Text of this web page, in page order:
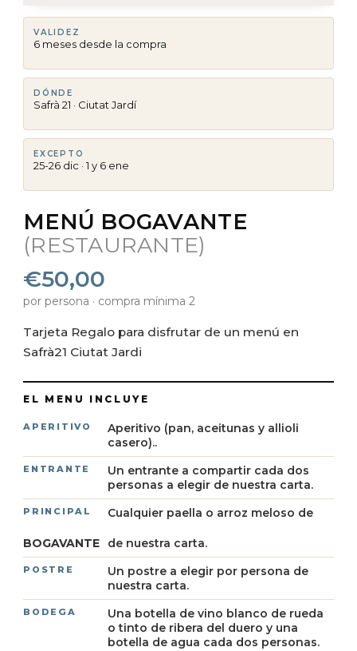
VALIDEZ
6 meses desde la compra
DÓNDE
Safrà 21 · Ciutat Jardí
EXCEPTO
25-26 dic · 1 y 6 ene
MENÚ BOGAVANTE
(RESTAURANTE)
€50,00
por persona · compra mínima 2
Tarjeta Regalo para disfrutar de un menú en
Safrà21 Ciutat Jardi
Aperitivo (pan, aceitunas y allioli
casero)..
Un entrante a compartir cada dos
personas a elegir de nuestra carta.
Cualquier paella o arroz meloso de
BOGAVANTE
de nuestra carta.
Un postre a elegir por persona de
nuestra carta.
Una botella de vino blanco de rueda
o tinto de ribera del duero y una
botella de agua cada dos personas.